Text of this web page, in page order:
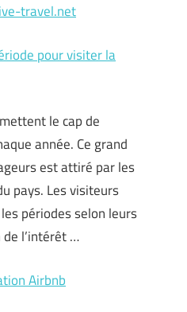
travel.net
pour visiter la
le cap de
année. Ce grand
est attiré par les
pays. Les visiteurs
périodes selon leurs
l’intérêt …
Airbnb